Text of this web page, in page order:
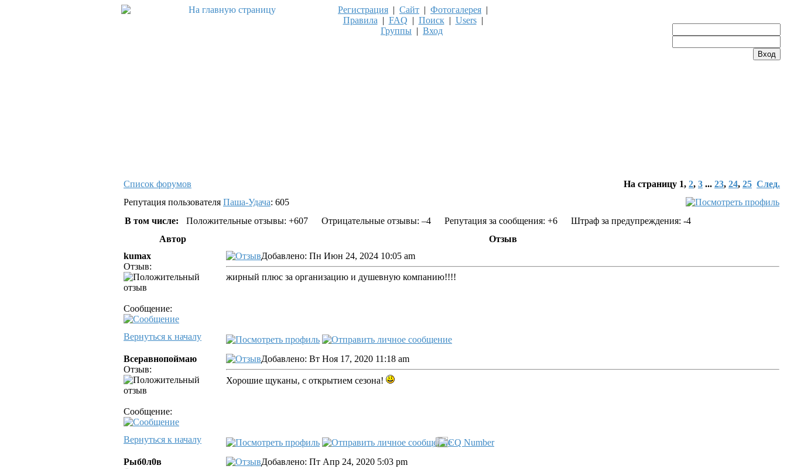
Регистрация | Сайт | Фотогалерея |
Правила | FAQ | Поиск| Users|
Группы | Вход
Список форумов На страницу 1, 2, 3 ... 23, 24, 25 След.
Репутация пользователя Паша-Удача: 605
В том числе:
Положительные отзывы: +607 Отрицательные отзывы: –4 Репутация за сообщения: +6
Штраф за предупреждения: -4
Автор
Отзыв
kumax
Отзыв:
Сообщение:
Добавлено: Пн Июн 24, 2024 10:05 am
жирный плюс за организацию и душевную компанию!!!!
Вернуться к началу
Всеравнопоймаю
Отзыв:
Сообщение:
Добавлено: Вт Ноя 17, 2020 11:18 am
Хорошие щуканы, с открытием сезона!
Вернуться к началу
Рыб0л0в
Добавлено: Пт Апр 24, 2020 5:03 pm